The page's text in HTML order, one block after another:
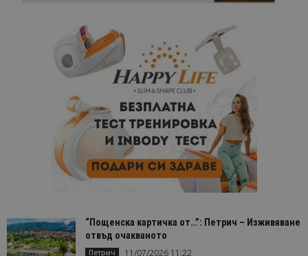
“Пощенска картичка от…”: Петрич – Изживяване
отвъд очакваното
Петрич 11/07/2026 11:22